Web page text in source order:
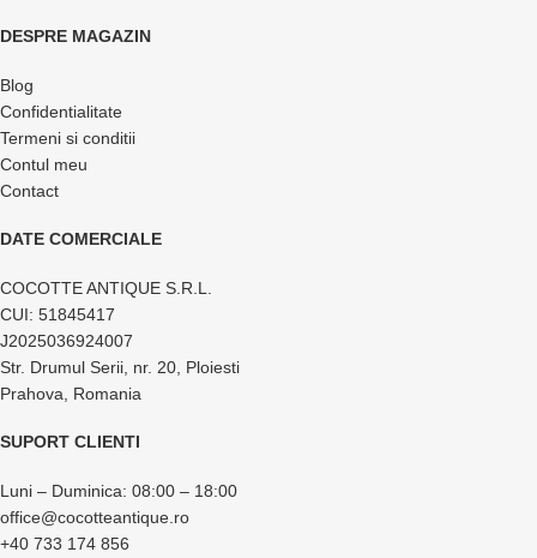
DESPRE MAGAZIN
Blog
Confidentialitate
Termeni si conditii
Contul meu
Contact
DATE COMERCIALE
COCOTTE ANTIQUE S.R.L.
CUI: 51845417
J2025036924007
Str. Drumul Serii, nr. 20, Ploiesti
Prahova, Romania
SUPORT CLIENTI
Luni – Duminica: 08:00 – 18:00
office@cocotteantique.ro
+40 733 174 856